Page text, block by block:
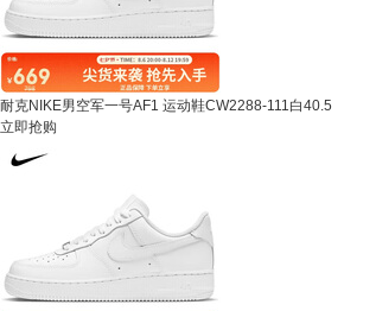
耐克NIKE男空军一号AF1 运动鞋CW2288-111白40.5
立即抢购